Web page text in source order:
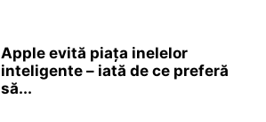
Apple evită piața inelelor
inteligente – iată de ce preferă
să...